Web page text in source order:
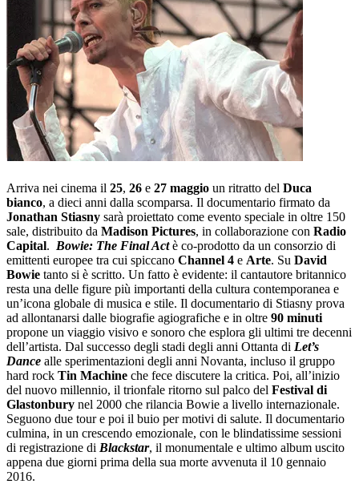
Arriva nei cinema il 25, 26 e 27 maggio un ritratto del Duca
bianco, a dieci anni dalla scomparsa. Il documentario firmato da
Jonathan Stiasny sarà proiettato come evento speciale in oltre 150
sale, distribuito da Madison Pictures, in collaborazione con Radio
Capital. Bowie: The Final Actè co-prodotto da un consorzio di
emittenti europee tra cui spiccano Channel 4 e Arte. Su David
Bowie tanto si è scritto. Un fatto è evidente: il cantautore britannico
resta una delle figure più importanti della cultura contemporanea e
un’icona globale di musica e stile. Il documentario di Stiasny prova
ad allontanarsi dalle biografie agiografiche e in oltre 90 minuti
propone un viaggio visivo e sonoro che esplora gli ultimi tre decenni
dell’artista. Dal successo degli stadi degli anni Ottanta di Let’s
Dance alle sperimentazioni degli anni Novanta, incluso il gruppo
hard rock Tin Machine che fece discutere la critica. Poi, all’inizio
del nuovo millennio, il trionfale ritorno sul palco del Festival di
Glastonbury nel 2000 che rilancia Bowie a livello internazionale.
Seguono due tour e poi il buio per motivi di salute. Il documentario
culmina, in un crescendo emozionale, con le blindatissime sessioni
di registrazione di Blackstar, il monumentale e ultimo album uscito
appena due giorni prima della sua morte avvenuta il 10 gennaio
2016.